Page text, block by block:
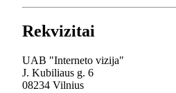
Rekvizitai
UAB "Interneto vizija"
J. Kubiliaus g. 6
08234 Vilnius